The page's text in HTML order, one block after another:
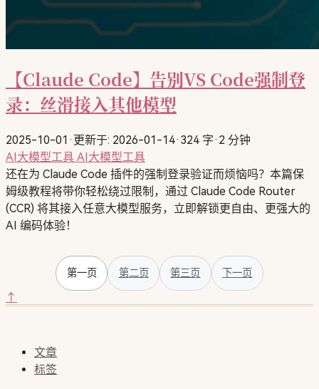
【Claude Code】告别VS Code强制登
录：丝滑接入其他模型
2025-10-01 · 更新于: 2026-01-14· 324 字· 2 分钟
AI大模型工具 AI大模型工具
还在为 Claude Code 插件的强制登录验证而烦恼吗？本篇保
姆级教程将带你轻松绕过限制，通过 Claude Code Router
(CCR) 将其接入任意大模型服务，立即解锁更自由、更强大的
AI 编码体验！
第一页 第二页 第三页 下一页
↑
文章
标签